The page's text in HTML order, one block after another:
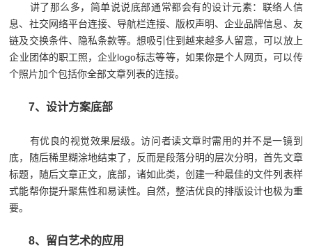
讲了那么多，简单说说底部通常都会有的设计元素：联络人信
息、社交网络平台连接、导航栏连接、版权声明、企业品牌信息、友
链及交换条件、隐私条款等。想吸引住到越来越多人留意，可以放上
企业团体的职工照，企业logo标志等等，如果你是个人网页，可以传
个照片加个包括你全部文章列表的连接。
7、设计方案底部
有优良的视觉效果层级。访问者读文章时需用的并不是一镜到
底，随后稀里糊涂地结束了，反而是段落分明的层次分明，首先文章
标题，随后文章正文，底部，诸如此类，创建一种最佳的文件列表样
式能帮你提升聚焦性和易读性。自然，整洁优良的排版设计也极为重
要。
8、留白艺术的应用